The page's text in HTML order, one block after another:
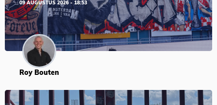
09 AUGUSTUS 2026 - 18:53
Roy Bouten